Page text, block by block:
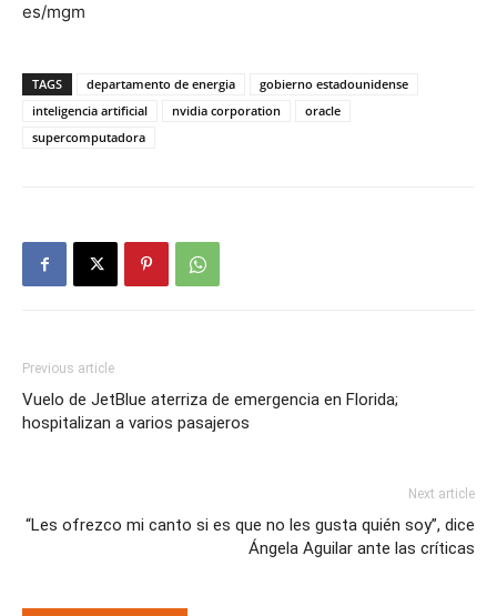
es/mgm
TAGS departamento de energia
gobierno estadounidense
inteligencia artificial
nvidia corporation
oracle
supercomputadora
Previous article
Vuelo de JetBlue aterriza de emergencia en Florida;
hospitalizan a varios pasajeros
Next article
“Les ofrezco mi canto si es que no les gusta quién soy”, dice
Ángela Aguilar ante las críticas